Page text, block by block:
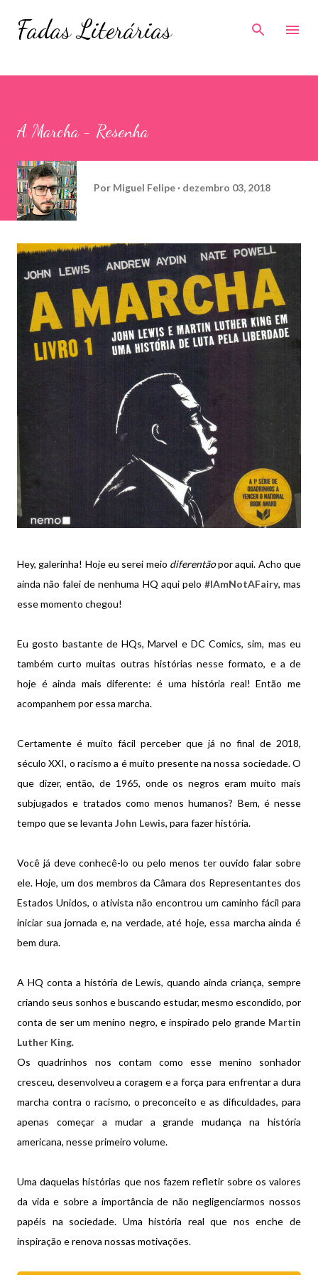
Pular para o conteúdo principal
Fadas Literárias
A Marcha - Resenha
Por Miguel Felipe dezembro 03, 2018
Hey, galerinha! Hoje eu serei meio diferentãopor aqui. Acho que
ainda não falei de nenhuma HQ aqui pelo #IAmNotAFairy, mas
esse momento chegou!
Eu gosto bastante de HQs, Marvel e DC Comics, sim, mas eu
também curto muitas outras histórias nesse formato, e a de
hoje é ainda mais diferente: é uma história real! Então me
acompanhem por essa marcha.
Certamente é muito fácil perceber que já no final de 2018,
século XXI, o racismo a é muito presente na nossa sociedade. O
que dizer, então, de 1965, onde os negros eram muito mais
subjugados e tratados como menos humanos? Bem, é nesse
tempo que se levanta John Lewis, para fazer história.
Você já deve conhecê-lo ou pelo menos ter ouvido falar sobre
ele. Hoje, um dos membros da Câmara dos Representantes dos
Estados Unidos, o ativista não encontrou um caminho fácil para
iniciar sua jornada e, na verdade, até hoje, essa marcha ainda é
bem dura.
A HQ conta a história de Lewis, quando ainda criança, sempre
criando seus sonhos e buscando estudar, mesmo escondido, por
conta de ser um menino negro, e inspirado pelo grande Martin
Luther King.
Os quadrinhos nos contam como esse menino sonhador
cresceu, desenvolveu a coragem e a força para enfrentar a dura
marcha contra o racismo, o preconceito e as dificuldades, para
apenas começar a mudar a grande mudança na história
americana, nesse primeiro volume.
Uma daquelas histórias que nos fazem refletir sobre os valores
da vida e sobre a importância de não negligenciarmos nossos
papéis na sociedade. Uma história real que nos enche de
inspiração e renova nossas motivações.